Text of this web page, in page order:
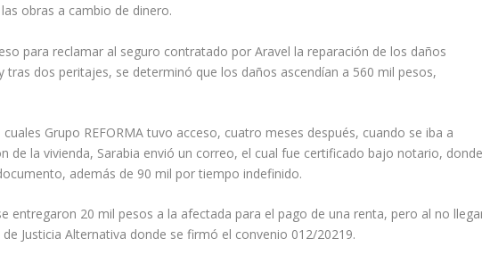
obras a cambio de dinero.
para reclamar al seguro contratado por Aravel la reparación de los daños
tras dos peritajes, se determinó que los daños ascendían a 560 mil pesos,
Grupo REFORMA tuvo acceso, cuatro meses después, cuando se iba a
de la vivienda, Sarabia envió un correo, el cual fue certificado bajo notario,
además de 90 mil por tiempo indefinido.
entregaron 20 mil pesos a la afectada para el pago de una renta, pero al no
Justicia Alternativa donde se firmó el convenio 012/20219.